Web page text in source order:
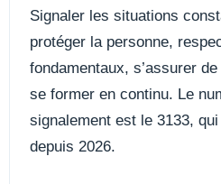
Signaler les situations
protéger la personne,
fondamentaux, s’assurer
se former en continu. Le
signalement est le 3133,
depuis 2026.